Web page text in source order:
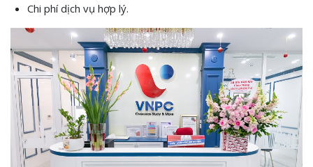
Chi phí dịch vụ hợp lý.